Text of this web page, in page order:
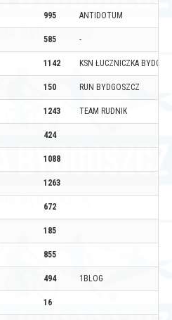
995 ANTIDOTUM
585 -
1142 KSN ŁUCZNICZKA
150 RUN BYDGOSZCZ
1243 TEAM RUDNIK
424
1088
1263
672
185
855
494 1BLOG
16